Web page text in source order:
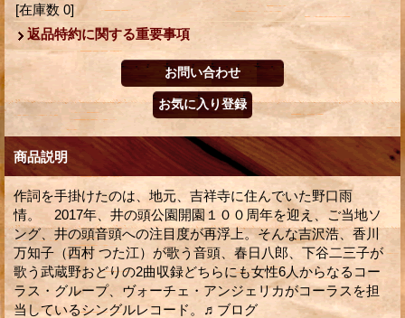
[在庫数 0]
返品特約に関する重要事項
商品説明
作詞を手掛けたのは、地元、吉祥寺に住んでいた野口雨
情。 2017年、井の頭公園開園１００周年を迎え、ご当地ソ
ング、井の頭音頭への注目度が再浮上。そんな吉沢浩、香川
万知子（西村 つた江）が歌う音頭、春日八郎、下谷二三子が
歌う武蔵野おどりの2曲収録どちらにも女性6人からなるコー
ラス・グループ、ヴォーチェ・アンジェリカがコーラスを担
当しているシングルレコード。♬ブログ